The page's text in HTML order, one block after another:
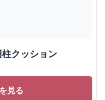
クッション
見る